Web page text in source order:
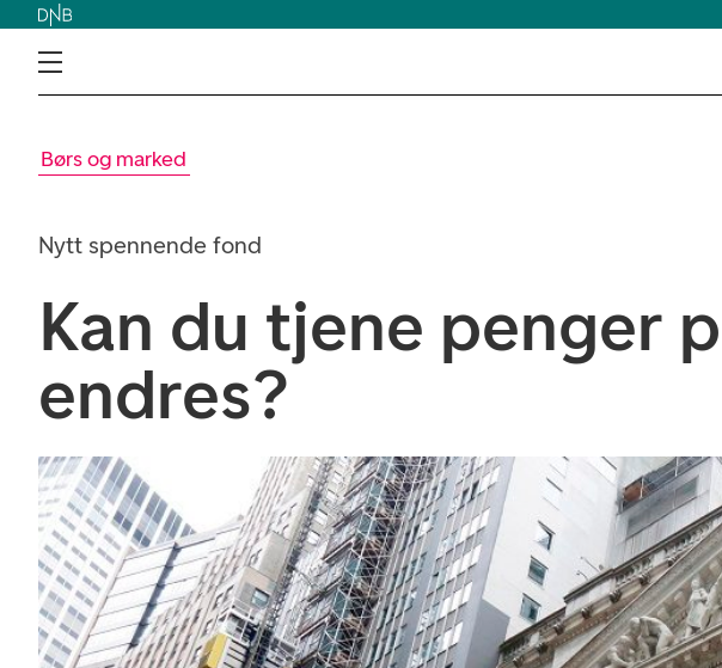
Børs og marked
Nytt spennende fond
Kan du tjene penger
endres?